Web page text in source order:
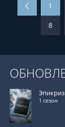
1
8
Эпикриз
1 сезон